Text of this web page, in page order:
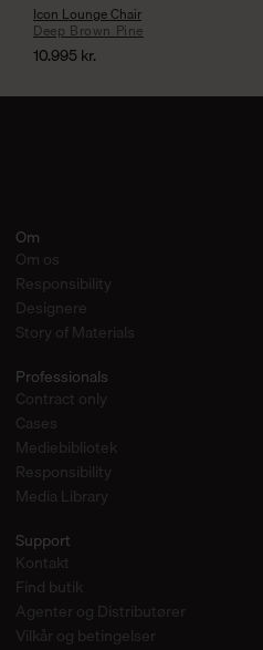
Icon Lounge Chair
Deep Brown Pine
10.995kr.
Om
Om os
Responsibility
Designere
Story of Materials
Professionals
Contract only
Cases
Mediebibliotek
Responsibility
Media Library
Support
Kontakt
Find butik
Agenter og Distributører
Vilkår og betingelser